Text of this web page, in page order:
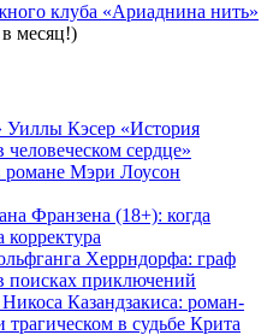
клуба «Ариаднина нить»
в месяц!)
Кэсер «История
сердце»
романе Мэри Лоусон
Франзена (18+): когда
Херрндорфа: граф
поисках приключений
Казандзакиса: роман-
трагическом в судьбе Крита